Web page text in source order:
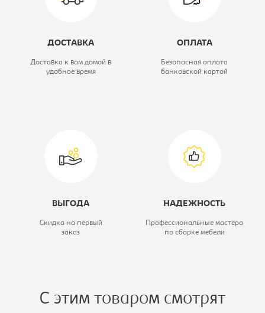
Коллекция: Экспресс
ДОСТАВКА
Доставка к вам домой в
удобное время
ОПЛАТА
Безопасная оплата
банковской картой
ВЫГОДА
Скидка на первый
заказ
НАДЕЖНОСТЬ
Профессиональные мастера
по сборке мебели
С этим товаром смотрят